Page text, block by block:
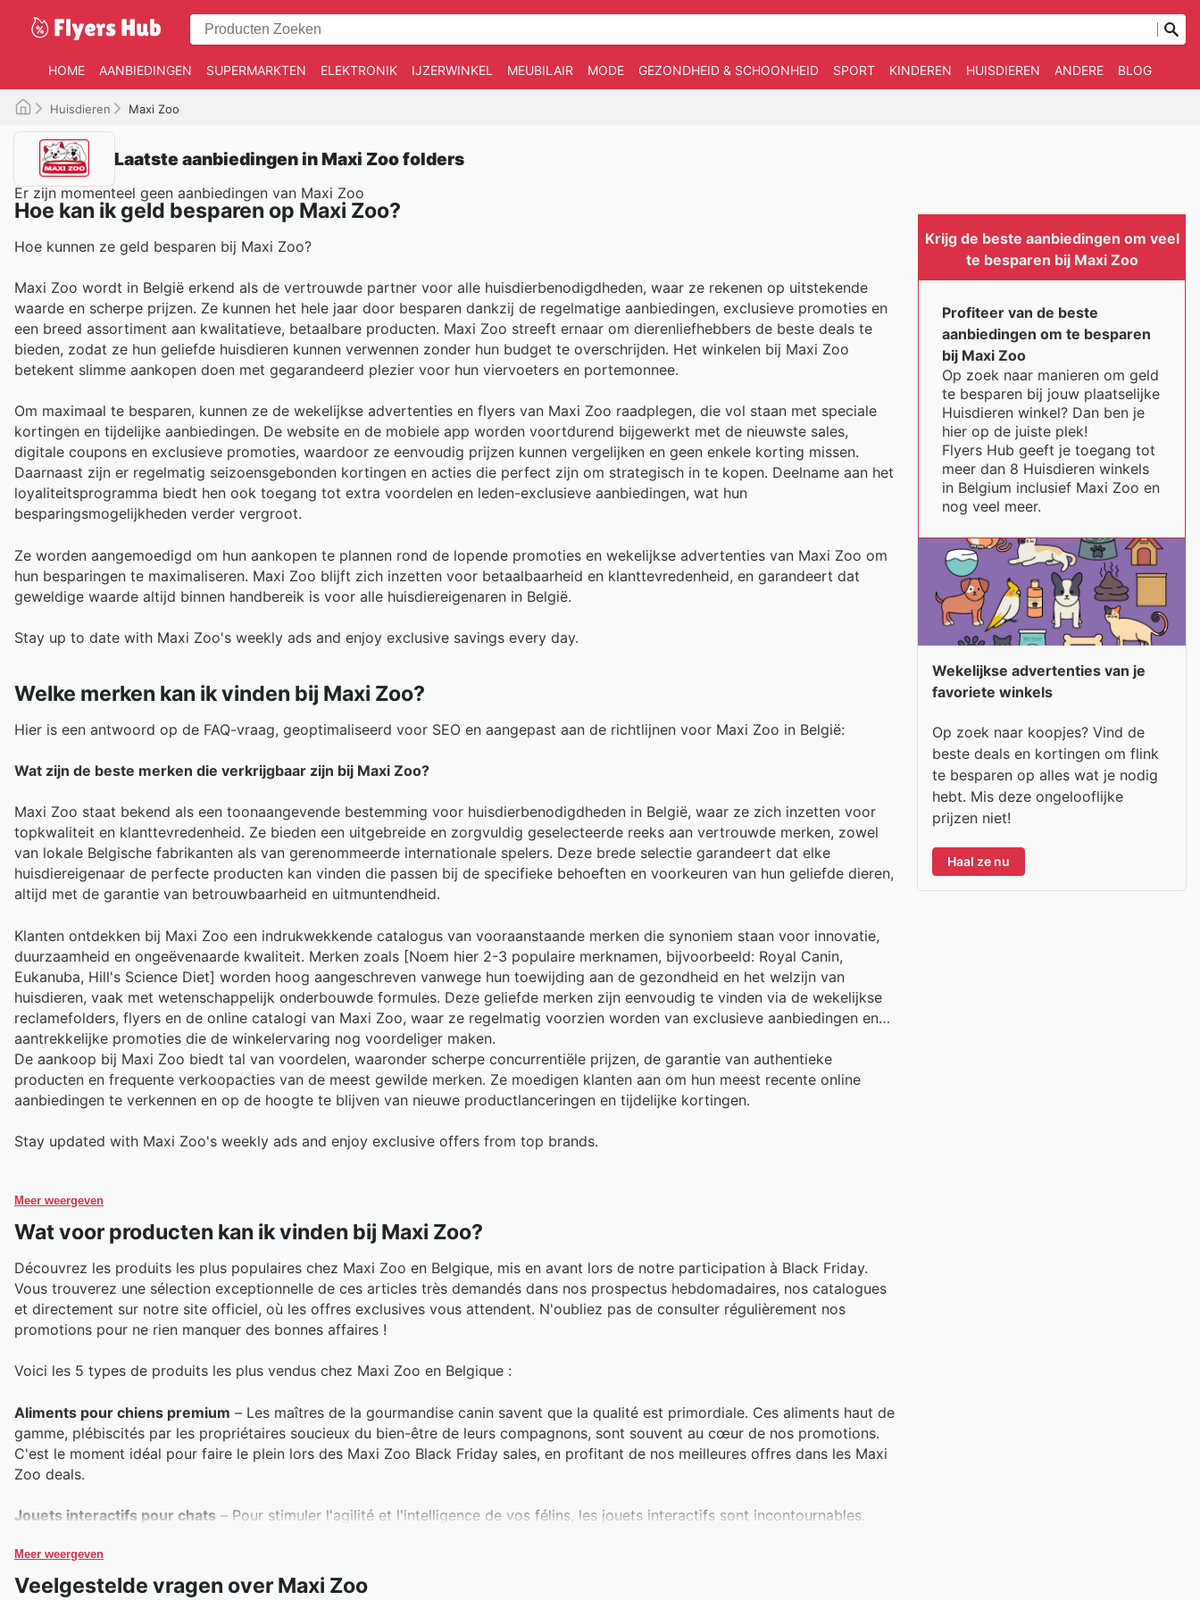
HOME AANBIEDINGEN SUPERMARKTEN ELEKTRONIK IJZERWINKEL MEUBILAIR MODE GEZONDHEID & SCHOONHEID SPORT KINDEREN HUISDIEREN ANDERE BLOG
Huisdieren Maxi Zoo
Laatste aanbiedingen in Maxi Zoo folders
Er zijn momenteel geen aanbiedingen van Maxi Zoo
Hoe kan ik geld besparen op Maxi Zoo?
Hoe kunnen ze geld besparen bij Maxi Zoo?
Maxi Zoo wordt in België erkend als de vertrouwde partner voor alle huisdierbenodigdheden, waar ze rekenen op uitstekende
waarde en scherpe prijzen. Ze kunnen het hele jaar door besparen dankzij de regelmatige aanbiedingen, exclusieve promoties en
een breed assortiment aan kwalitatieve, betaalbare producten. Maxi Zoo streeft ernaar om dierenliefhebbers de beste deals te
bieden, zodat ze hun geliefde huisdieren kunnen verwennen zonder hun budget te overschrijden. Het winkelen bij Maxi Zoo
betekent slimme aankopen doen met gegarandeerd plezier voor hun viervoeters en portemonnee.
Om maximaal te besparen, kunnen ze de wekelijkse advertenties en flyers van Maxi Zoo raadplegen, die vol staan met speciale
kortingen en tijdelijke aanbiedingen. De website en de mobiele app worden voortdurend bijgewerkt met de nieuwste sales,
digitale coupons en exclusieve promoties, waardoor ze eenvoudig prijzen kunnen vergelijken en geen enkele korting missen.
Daarnaast zijn er regelmatig seizoensgebonden kortingen en acties die perfect zijn om strategisch in te kopen. Deelname aan het
loyaliteitsprogramma biedt hen ook toegang tot extra voordelen en leden-exclusieve aanbiedingen, wat hun
besparingsmogelijkheden verder vergroot.
Ze worden aangemoedigd om hun aankopen te plannen rond de lopende promoties en wekelijkse advertenties van Maxi Zoo om
hun besparingen te maximaliseren. Maxi Zoo blijft zich inzetten voor betaalbaarheid en klanttevredenheid, en garandeert dat
geweldige waarde altijd binnen handbereik is voor alle huisdiereigenaren in België.
Stay up to date with Maxi Zoo's weekly ads and enjoy exclusive savings every day.
Welke merken kan ik vinden bij Maxi Zoo?
Hier is een antwoord op de FAQ-vraag, geoptimaliseerd voor SEO en aangepast aan de richtlijnen voor Maxi Zoo in België:
Wat zijn de beste merken die verkrijgbaar zijn bij Maxi Zoo?
Maxi Zoo staat bekend als een toonaangevende bestemming voor huisdierbenodigdheden in België, waar ze zich inzetten voor
topkwaliteit en klanttevredenheid. Ze bieden een uitgebreide en zorgvuldig geselecteerde reeks aan vertrouwde merken, zowel
van lokale Belgische fabrikanten als van gerenommeerde internationale spelers. Deze brede selectie garandeert dat elke
huisdiereigenaar de perfecte producten kan vinden die passen bij de specifieke behoeften en voorkeuren van hun geliefde dieren,
altijd met de garantie van betrouwbaarheid en uitmuntendheid.
Klanten ontdekken bij Maxi Zoo een indrukwekkende catalogus van vooraanstaande merken die synoniem staan voor innovatie,
duurzaamheid en ongeëvenaarde kwaliteit. Merken zoals [Noem hier 2-3 populaire merknamen, bijvoorbeeld: Royal Canin,
Eukanuba, Hill's Science Diet] worden hoog aangeschreven vanwege hun toewijding aan de gezondheid en het welzijn van
huisdieren, vaak met wetenschappelijk onderbouwde formules. Deze geliefde merken zijn eenvoudig te vinden via de wekelijkse
reclamefolders, flyers en de online catalogi van Maxi Zoo, waar ze regelmatig voorzien worden van exclusieve aanbiedingen en
aantrekkelijke promoties die de winkelervaring nog voordeliger maken.
De aankoop bij Maxi Zoo biedt tal van voordelen, waaronder scherpe concurrentiële prijzen, de garantie van authentieke
producten en frequente verkoopacties van de meest gewilde merken. Ze moedigen klanten aan om hun meest recente online
aanbiedingen te verkennen en op de hoogte te blijven van nieuwe productlanceringen en tijdelijke kortingen.
Stay updated with Maxi Zoo's weekly ads and enjoy exclusive offers from top brands.
Meer weergeven
Wat voor producten kan ik vinden bij Maxi Zoo?
Découvrez les produits les plus populaires chez Maxi Zoo en Belgique, mis en avant lors de notre participation à Black Friday.
Vous trouverez une sélection exceptionnelle de ces articles très demandés dans nos prospectus hebdomadaires, nos catalogues
et directement sur notre site officiel, où les offres exclusives vous attendent. N'oubliez pas de consulter régulièrement nos
promotions pour ne rien manquer des bonnes affaires !
Voici les 5 types de produits les plus vendus chez Maxi Zoo en Belgique :
Aliments pour chiens premium – Les maîtres de la gourmandise canin savent que la qualité est primordiale. Ces aliments haut de
gamme, plébiscités par les propriétaires soucieux du bien-être de leurs compagnons, sont souvent au cœur de nos promotions.
C'est le moment idéal pour faire le plein lors des Maxi Zoo Black Friday sales, en profitant de nos meilleures offres dans les Maxi
Zoo deals.
Jouets interactifs pour chats – Pour stimuler l'agilité et l'intelligence de vos félins, les jouets interactifs sont incontournables.
Retrouvez une sélection de ces articles de choix dans les Maxi Zoo weekly ads et bénéficiez de nos Maxi Zoo offers spéciales.
Meer weergeven
Veelgestelde vragen over Maxi Zoo
Krijg de beste aanbiedingen om veel
te besparen bij Maxi Zoo
Profiteer van de beste
aanbiedingen om te besparen
bij Maxi Zoo
Op zoek naar manieren om geld
te besparen bij jouw plaatselijke
Huisdieren winkel? Dan ben je
hier op de juiste plek!
Flyers Hub geeft je toegang tot
meer dan 8 Huisdieren winkels
in Belgium inclusief Maxi Zoo en
nog veel meer.
Wekelijkse advertenties van je
favoriete winkels
Op zoek naar koopjes? Vind de
beste deals en kortingen om flink
te besparen op alles wat je nodig
hebt. Mis deze ongelooflijke
prijzen niet!
Haal ze nu